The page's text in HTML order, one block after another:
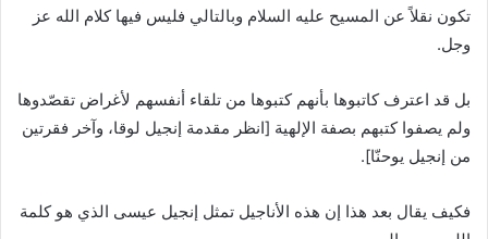
تكون نقلاً عن المسيح عليه السلام وبالتالي فليس فيها كلام الله عز
وجل.
بل قد اعترف كاتبوها بأنهم كتبوها من تلقاء أنفسهم لأغراض تقصّدوها
ولم يصفوا كتبهم بصفة الإلهية [انظر مقدمة إنجيل لوقا، وآخر فقرتين
من إنجيل يوحنّا].
فكيف يقال بعد هذا إن هذه الأناجيل تمثل إنجيل عيسى الذي هو كلمة